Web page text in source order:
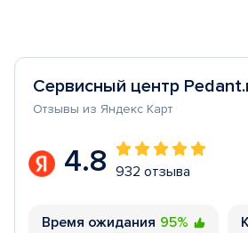
Сервисный центр
Отзывы из Яндекс Карт
4.8 932 отзыва
Время ожидания 95%